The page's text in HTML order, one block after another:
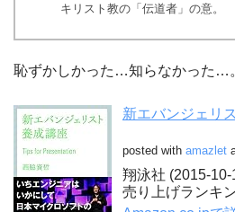
キリスト教の「伝道者」の意。
恥ずかしかった…知らなかった…
新エバンジェリ
posted with amazlet
翔泳社 (2015-10-
売り上げランキ